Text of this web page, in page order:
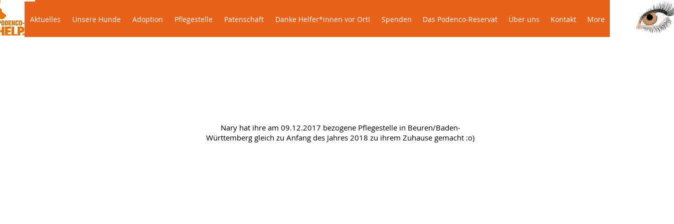
Aktuelles Unsere Hunde Adoption Pflegestelle Patenschaft Danke Helfer*innen vor Ort! Spenden Das Podenco-Reservat Über uns More
Nary hat ihre am 09.12.2017 bezogene Pflegestelle in Beuren/Baden-
Württemberg gleich zu Anfang des Jahres 2018 zu ihrem Zuhause gemacht :o)
Aktuelles Unsere Hunde Adoption Pflegestelle Patenschaft Danke Helfer*innen vor Ort! Spenden Das Podenco-Reservat Über uns Kontakt More